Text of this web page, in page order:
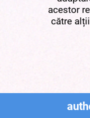
acestor
către